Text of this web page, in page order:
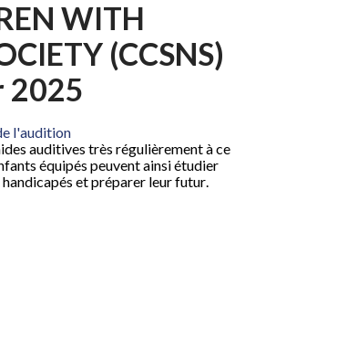
WITH
(CCSNS)
2025
l'audition
auditives très régulièrement à ce
équipés peuvent ainsi étudier
handicapés et préparer leur futur.